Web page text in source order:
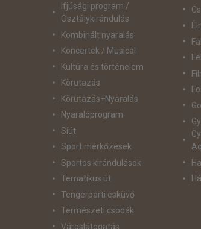
Ifjúsági program /
Osztálykirándulás
Kombinált nyaralás
Koncertek / Musical
Kultúra és történelem
Körutazás
Körutazás+Nyaralás
Nyaralóprogram
Síút
Sport mérkőzések
Sportos kirándulások
Tematikus út
Tengerparti esküvő
Természeti csodák
Városlátogatás